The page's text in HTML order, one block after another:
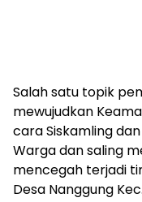
Salah satu topik
mewujudkan
cara Siskamling
Warga dan saling
mencegah terjadi
Desa Nanggung